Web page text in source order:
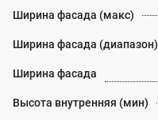
Ширина фасада (макс)
Ширина фасада (диапазон)
Ширина фасада
Высота внутренняя (мин)